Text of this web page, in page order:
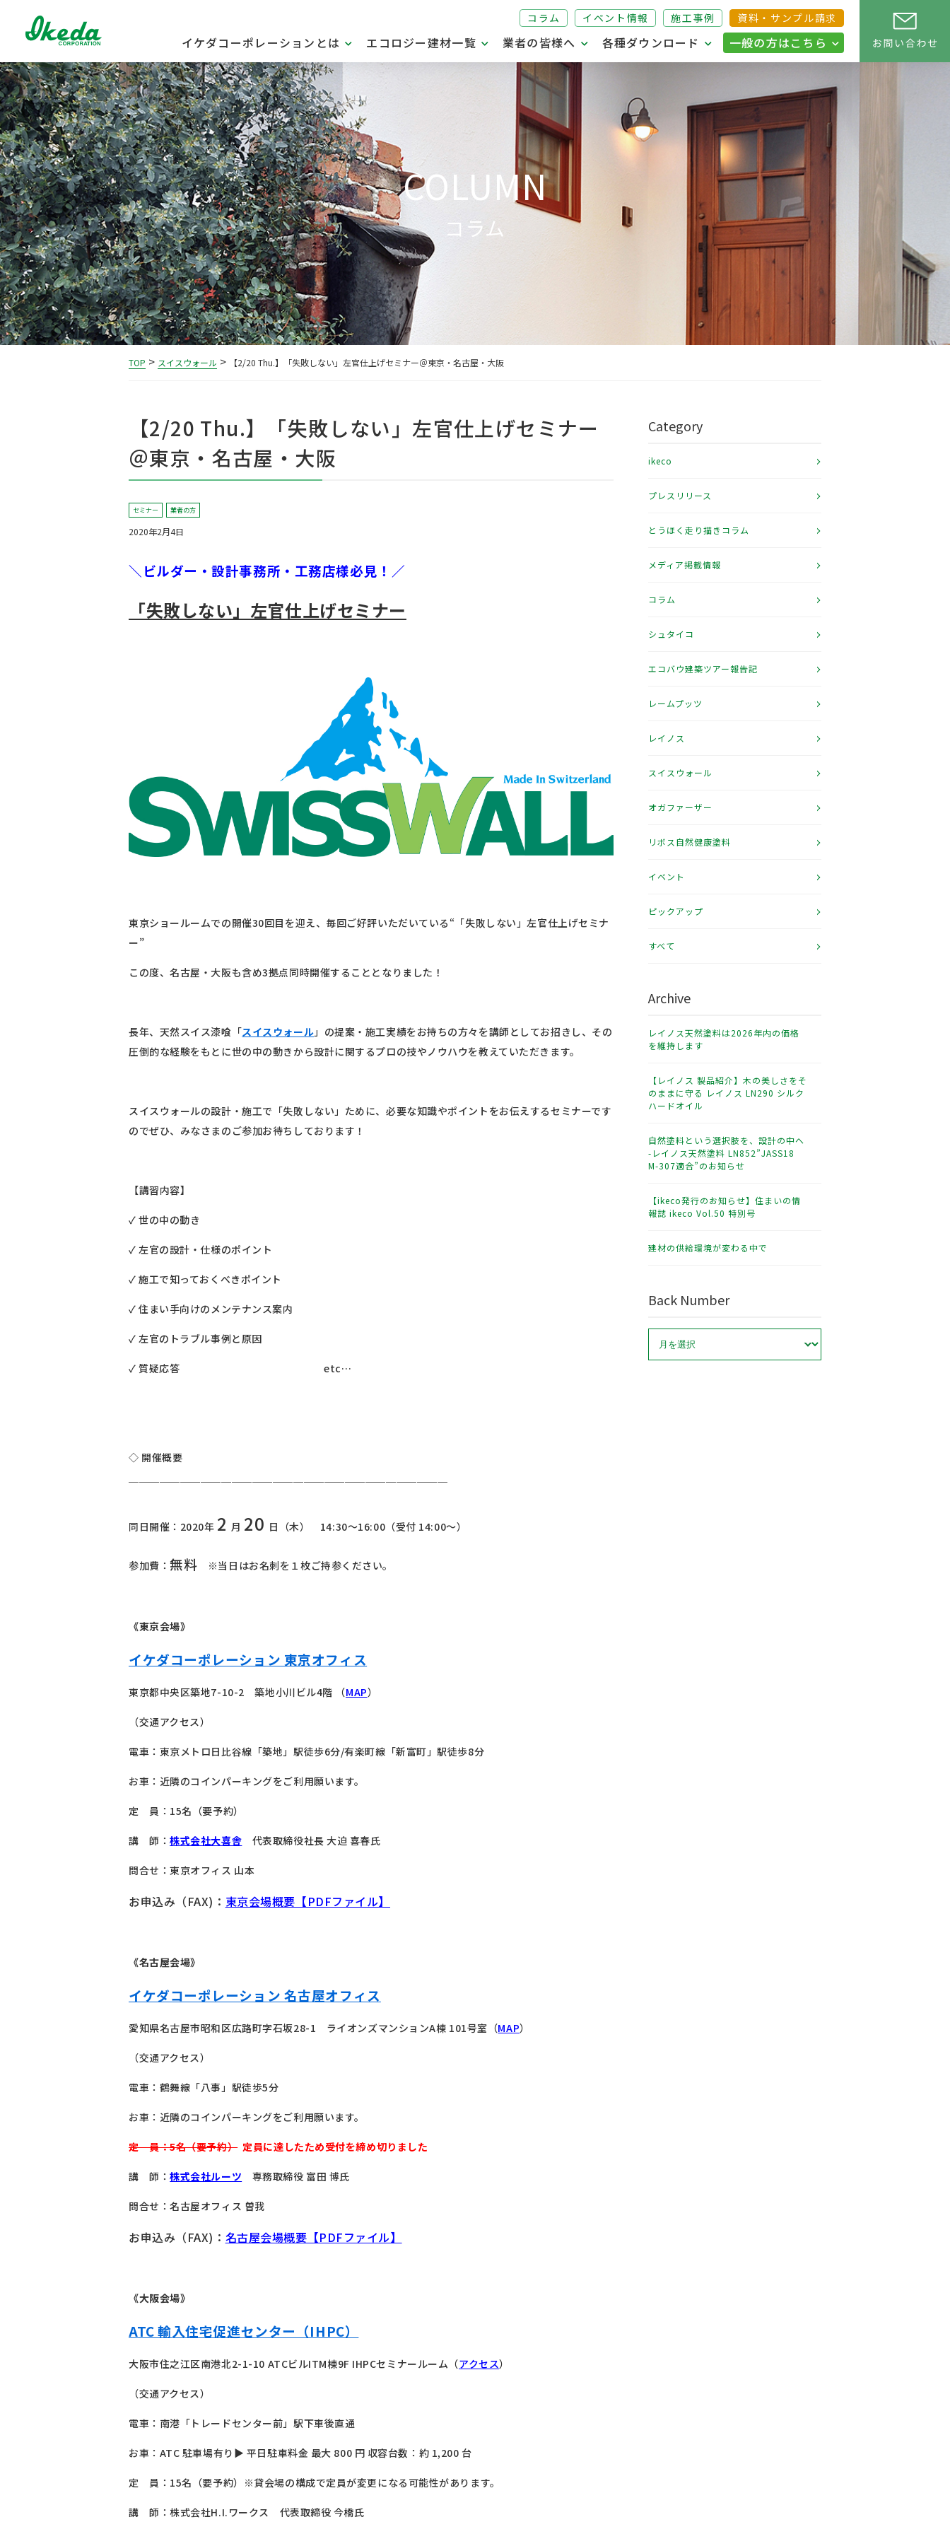
コラム イベント情報 施工事例 資料・サンプル請求
イケダコーポレーションとは エコロジー建材一覧 業者の皆様へ 各種ダウンロード 一般の方はこちら
COLUMN
コラム
TOP > スイスウォール > 【2/20 Thu.】「失敗しない」左官仕上げセミナー＠東京・名古屋・大阪
【2/20 Thu.】「失敗しない」左官仕上げセミナー
＠東京・名古屋・大阪
セミナー 業者の方
2020年2月4日
＼ビルダー・設計事務所・工務店様必見！／
「失敗しない」左官仕上げセミナー
東京ショールームでの開催30回目を迎え、毎回ご好評いただいている“「失敗しない」左官仕上げセミナ
ー”
この度、名古屋・大阪も含め3拠点同時開催することとなりました！
長年、天然スイス漆喰「スイスウォール」の提案・施工実績をお持ちの方々を講師としてお招きし、その
圧倒的な経験をもとに世の中の動きから設計に関するプロの技やノウハウを教えていただきます。
スイスウォールの設計・施工で「失敗しない」ために、必要な知識やポイントをお伝えするセミナーです
のでぜひ、みなさまのご参加お待ちしております！
【講習内容】
✓ 世の中の動き
✓ 左官の設計・仕様のポイント
✓ 施工で知っておくべきポイント
✓ 住まい手向けのメンテナンス案内
✓ 左官のトラブル事例と原因
✓ 質疑応答 etc…
◇ 開催概要
￣￣￣￣￣￣￣￣￣￣￣￣￣￣￣￣￣￣￣￣￣￣￣￣￣￣￣￣￣￣￣
同日開催：2020年 2月 20 日（木） 14:30～16:00（受付 14:00〜）
参加費：無料 ※当日はお名刺を１枚ご持参ください。
《東京会場》
イケダコーポレーション 東京オフィス
東京都中央区築地7-10-2 築地小川ビル4階 （MAP）
（交通アクセス）
電車：東京メトロ日比谷線「築地」駅徒歩6分/有楽町線「新富町」駅徒歩8分
お車：近隣のコインパーキングをご利用願います。
定 員：15名（要予約）
講 師：株式会社大喜舎 代表取締役社長 大迫 喜春氏
問合せ：東京オフィス 山本
お申込み（FAX)： 東京会場概要【PDFファイル】
《名古屋会場》
イケダコーポレーション 名古屋オフィス
愛知県名古屋市昭和区広路町字石坂28-1 ライオンズマンションA棟 101号室（MAP）
（交通アクセス）
電車：鶴舞線「八事」駅徒歩5分
お車：近隣のコインパーキングをご利用願います。
定 員：5名（要予約）定員に達したため受付を締め切りました
講 師：株式会社ルーツ 専務取締役 富田 博氏
問合せ：名古屋オフィス 曽我
お申込み（FAX)： 名古屋会場概要【PDFファイル】
《大阪会場》
ATC 輸入住宅促進センター（IHPC）
大阪市住之江区南港北2-1-10 ATCビルITM棟9F IHPCセミナールーム（アクセス）
（交通アクセス）
電車：南港「トレードセンター前」駅下車後直通
お車：ATC 駐車場有り▶ 平日駐車料金 最大 800 円 収容台数：約 1,200 台
定 員：15名（要予約）※貸会場の構成で定員が変更になる可能性があります。
講 師：株式会社H.I.ワークス 代表取締役 今橋氏
Category
ikeco
プレスリリース
とうほく走り描きコラム
メディア掲載情報
コラム
シュタイコ
エコバウ建築ツアー報告記
レームプッツ
レイノス
スイスウォール
オガファーザー
リボス自然健康塗料
イベント
ピックアップ
すべて
Archive
レイノス天然塗料は2026年内の価格
を維持します
【レイノス 製品紹介】木の美しさをそ
のままに守る レイノス LN290 シルク
ハードオイル
自然塗料という選択肢を、設計の中へ
-レイノス天然塗料 LN852”JASS18
M-307適合”のお知らせ
【ikeco発行のお知らせ】住まいの情
報誌 ikeco Vol.50 特別号
建材の供給環境が変わる中で
Back Number
ア
カ